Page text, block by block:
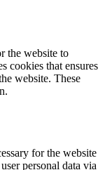
the website to
cookies that ensures
website. These
for the website
personal data via